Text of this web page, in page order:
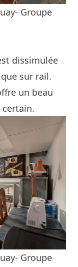
Groupe
dissimulée
sur rail.
un beau
Groupe